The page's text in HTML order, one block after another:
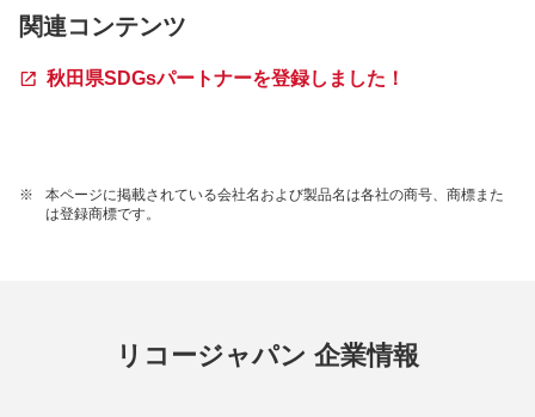
関連コンテンツ
秋田県SDGsパートナーを登録しました！
※
本ページに掲載されている会社名および製品名は各社の商号、商標また
は登録商標です。
リコージャパン 企業情報